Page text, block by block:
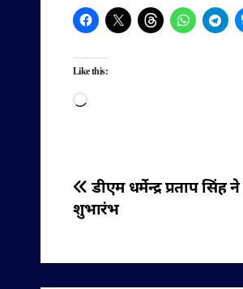
Like this:
Loading…
पोस्ट
नेविगेशन
डीएम धर्मेन्द्र प्रताप
शुभारंभ